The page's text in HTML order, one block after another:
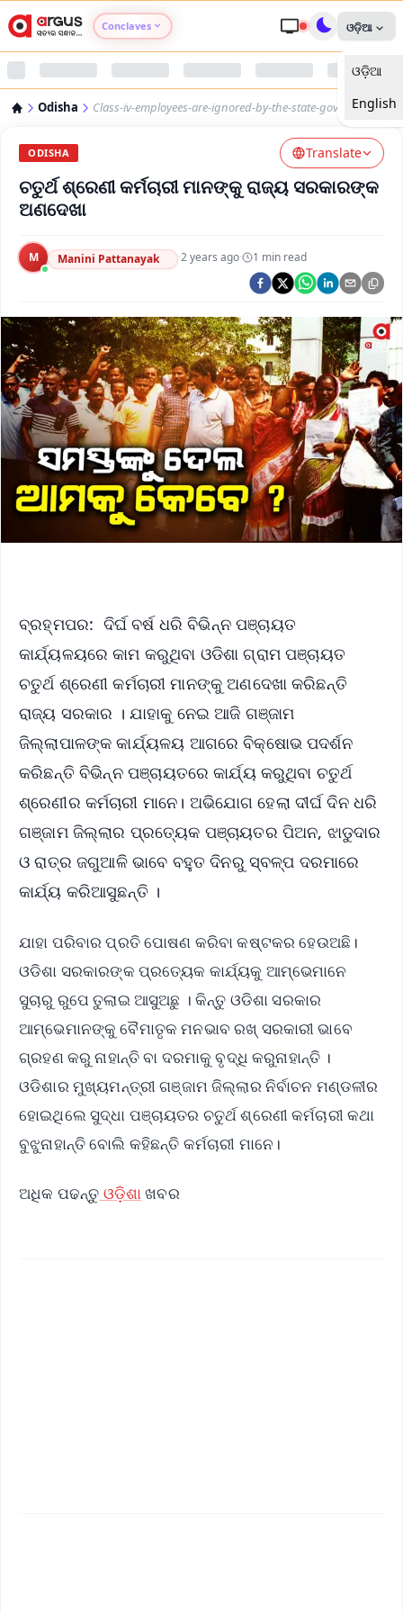
Conclaves
Argus Nari Shakti
Argus Swaad Odisha
ଓଡ଼ିଆ
ଓଡ଼ିଆ
English
Odisha Class-iv-employees-are-ignored-by-the-state-government
ODISHA Translate
ଚତୁର୍ଥ ଶ୍ରେଣୀ କର୍ମଚାରୀ ମାନଙ୍କୁ ରାଜ୍ୟ ସରକାରଙ୍କ
ଅଣଦେଖା
M Manini Pattanayak ·2 years ago· 1 min read
ବ୍ରହ୍ମପର: ଦିର୍ଘ ବର୍ଷ ଧରି ବିଭିନ୍ନ ପଞ୍ଚାୟତ
କାର୍ଯ୍ୟଳୟରେ କାମ କରୁଥିବା ଓଡିଶା ଗ୍ରାମ ପଞ୍ଚାୟତ
ଚତୁର୍ଥ ଶ୍ରେଣୀ କର୍ମଚାରୀ ମାନଙ୍କୁ ଅଣଦେଖା କରିଛନ୍ତି
ରାଜ୍ୟ ସରକାର । ଯାହାକୁ ନେଇ ଆଜି ଗଞ୍ଜାମ
ଜିଲ୍ଲାପାଳଙ୍କ କାର୍ଯ୍ୟଳୟ ଆଗରେ ବିକ୍ଷୋଭ ପଦର୍ଶନ
କରିଛନ୍ତି ବିଭିନ୍ନ ପଞ୍ଚାୟତରେ କାର୍ଯ୍ୟ କରୁଥିବା ଚତୁର୍ଥ
ଶ୍ରେଣୀର କର୍ମଚାରୀ ମାନେ। ଅଭିଯୋଗ ହେଲା ଦୀର୍ଘ ଦିନ ଧରି
ଗଞ୍ଜାମ ଜିଲ୍ଲାର ପ୍ରତ୍ୟେକ ପଞ୍ଚାୟତର ପିଅନ, ଝାଡୁଦାର
ଓ ରାତ୍ର ଜଗୁଆଳି ଭାବେ ବହୁତ ଦିନରୁ ସ୍ବଳ୍ପ ଦରମାରେ
କାର୍ଯ୍ୟ କରିଆସୁଛନ୍ତି ।
ଯାହା ପରିବାର ପ୍ରତି ପୋଷଣ କରିବା କଷ୍ଟକର ହେଉଅଛି।
ଓଡିଶା ସରକାରଙ୍କ ପ୍ରତ୍ୟେକ କାର୍ଯ୍ୟକୁ ଆମ୍ଭେମାନେ
ସୁଚାରୁ ରୁପେ ତୁଲାଇ ଆସୁଅଛୁ । କିନ୍ତୁ ଓଡିଶା ସରକାର
ଆମ୍ଭେମାନଙ୍କୁ ବୈମାତୃକ ମନଭାବ ରଖ୍ ସରକାରୀ ଭାବେ
ଗ୍ରହଣ କରୁ ନାହାନ୍ତି ବା ଦରମାକୁ ବୃଦ୍ଧି କରୁନାହାନ୍ତି ।
ଓଡିଶାର ମୁଖ୍ୟମନ୍ତ୍ରୀ ଗଞ୍ଜାମ ଜିଲ୍ଲାର ନିର୍ବାଚନ ମଣ୍ଡଳୀର
ହୋଇଥିଲେ ସୁଦ୍ଧା ପଞ୍ଚାୟତର ଚତୁର୍ଥ ଶ୍ରେଣୀ କର୍ମଚାରୀ କଥା
ବୁଝୁନାହାନ୍ତି ବୋଲି କହିଛନ୍ତି କର୍ମଚାରୀ ମାନେ।
ଅଧିକ ପଢନ୍ତୁ ଓଡ଼ିଶା ଖବର